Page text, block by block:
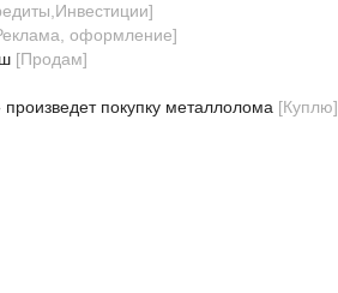
]
оформление]
[Продам]
покупку металлолома [Куплю]